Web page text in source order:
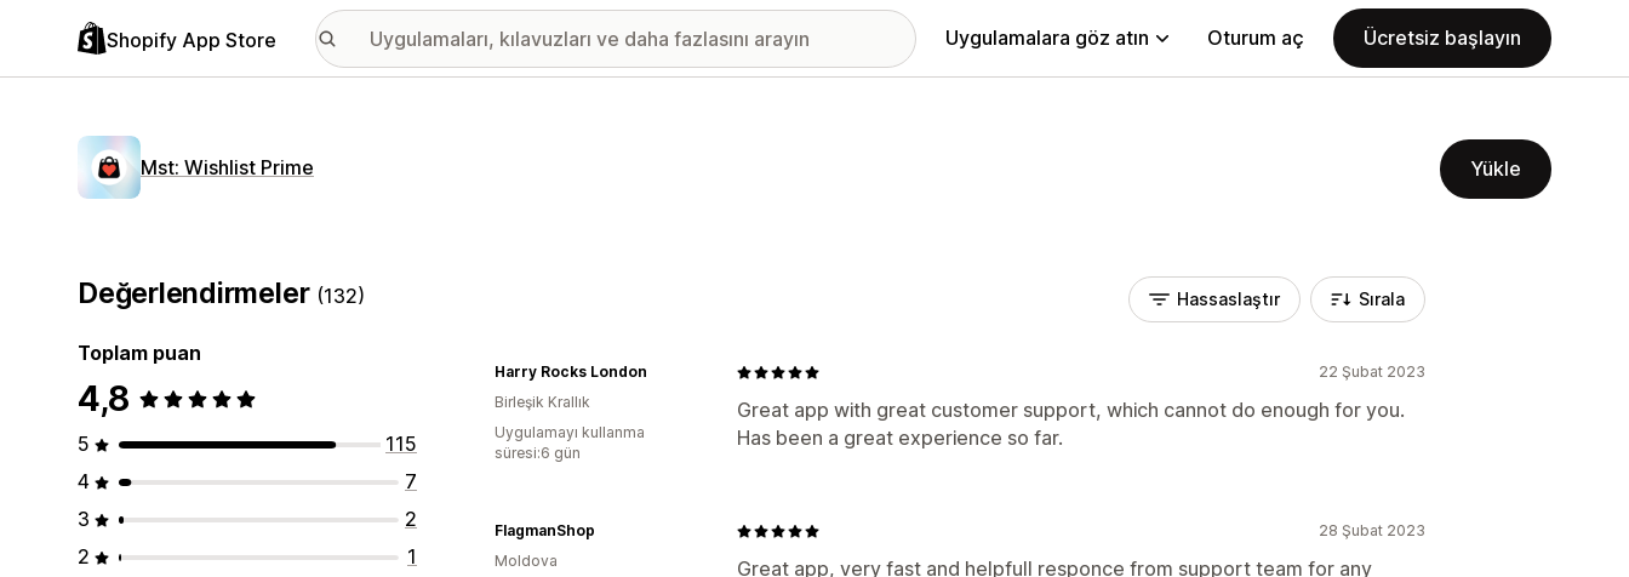
Shopify App Store Uygulamalara göz atın Oturum aç Ücretsiz başlayın
Mst: Wishlist Prime Yükle
Değerlendirmeler (132)
Toplam puan
4,8
5
115
4
7
3
2
2
1
Hassaslaştır Sırala
22 Şubat 2023
Great app with great customer support, which cannot do enough for you.
Has been a great experience so far.
Harry Rocks London
Birleşik Krallık
Uygulamayı kullanma
süresi:6 gün
28 Şubat 2023
Great app, very fast and helpfull responce from support team for any
FlagmanShop
Moldova